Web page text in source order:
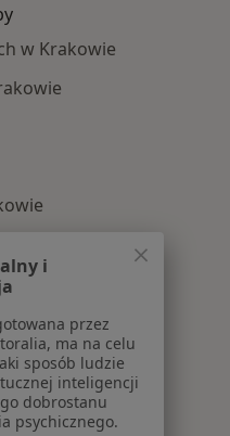
w Krakowie
leczone
Krakowie
w Krakowie
w Krakowie
i
przez
ma na celu
sposób ludzie
inteligencji
dobrostanu
psychicznego.